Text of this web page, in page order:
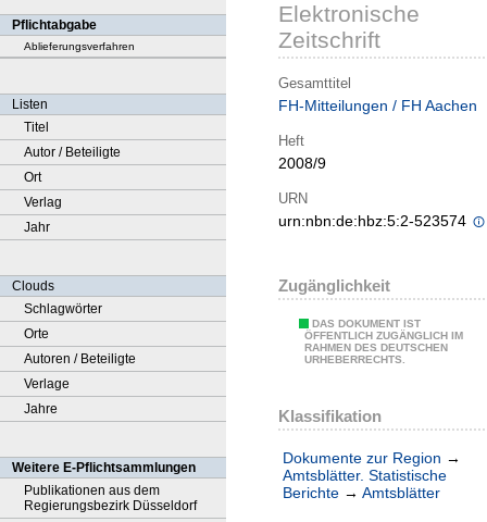
Pflichtabgabe
Ablieferungsverfahren
Listen
Titel
Autor / Beteiligte
Ort
Verlag
Jahr
Clouds
Schlagwörter
Orte
Autoren / Beteiligte
Verlage
Jahre
Weitere E-Pflichtsammlungen
Publikationen aus dem
Regierungsbezirk Düsseldorf
Elektronische
Zeitschrift
Gesamttitel
FH-Mitteilungen / FH Aachen
Heft
2008/9
URN
urn:nbn:de:hbz:5:2-523574
Zugänglichkeit
DAS DOKUMENT IST
ÖFFENTLICH ZUGÄNGLICH IM
RAHMEN DES DEUTSCHEN
URHEBERRECHTS.
Klassifikation
Dokumente zur Region →
Amtsblätter. Statistische
Berichte → Amtsblätter